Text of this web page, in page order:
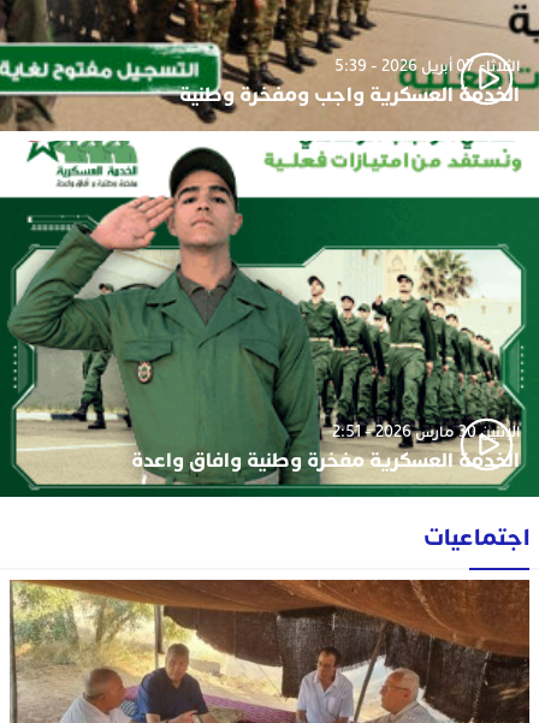
الثلاثاء 07 أبريل 2026 - 5:39
الخدمة العسكرية واجب ومفخرة وطنية
الإثنين 30 مارس 2026 - 2:51
الخدمة العسكرية مفخرة وطنية وافاق واعدة
اجتماعيات